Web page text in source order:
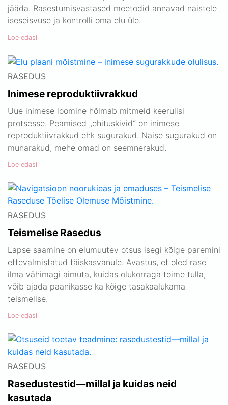
jääda. Rasestumisvastased meetodid annavad naistele
iseseisvuse ja kontrolli oma elu üle.
Loe edasi
RASEDUS
Inimese reproduktiivrakkud
Uue inimese loomine hõlmab mitmeid keerulisi
protsesse. Peamised „ehituskivid“ on inimese
reproduktiivrakkud ehk sugurakud. Naise sugurakud on
munarakud, mehe omad on seemnerakud.
Loe edasi
RASEDUS
Teismelise Rasedus
Lapse saamine on elumuutev otsus isegi kõige paremini
ettevalmistatud täiskasvanule. Avastus, et oled rase
ilma vähimagi aimuta, kuidas olukorraga toime tulla,
võib ajada paanikasse ka kõige tasakaalukama
teismelise.
Loe edasi
RASEDUS
Rasedustestid—millal ja kuidas neid
kasutada